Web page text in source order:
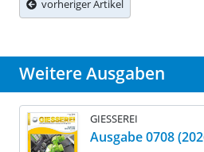
vorheriger Artikel
Weitere Ausgaben
GIESSEREI
Ausgabe 0708